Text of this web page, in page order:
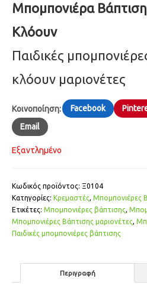
Μπομπονιέρα
Κλόουν
Παιδικές
κλόουν μαριονέτες
Κοινοποίηση: Facebook
Email
Εξαντλημένο
Κωδικός προϊόντος: Ξ0104
Κατηγορίες: Κρεμαστές, Μπομπονιέρες
Ετικέτες: Μπομπονιέρες βάπτισης,
Μπομπονιέρες Βάπτισης μαριονέτες,
Παιδικές μπομπονιέρες βάπτισης
Περιγραφή